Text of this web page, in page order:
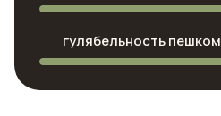
гулябельность пешком